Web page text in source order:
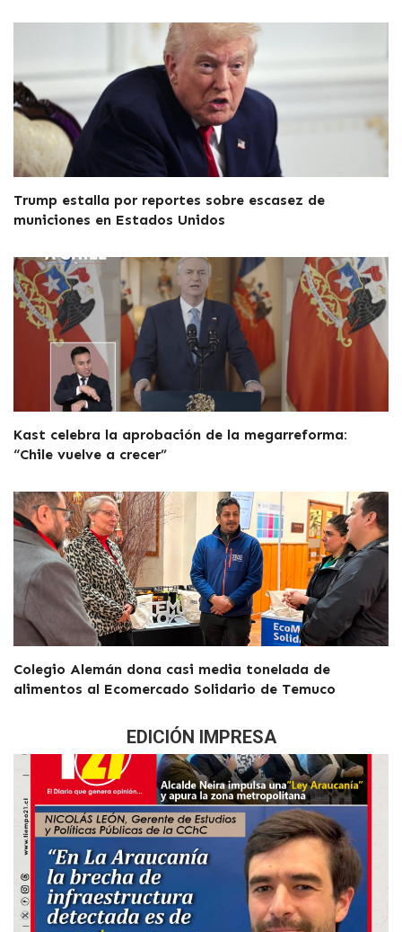
Trump estalla por reportes sobre escasez de
municiones en Estados Unidos
Kast celebra la aprobación de la megarreforma:
“Chile vuelve a crecer”
Colegio Alemán dona casi media tonelada de
alimentos al Ecomercado Solidario de Temuco
EDICIÓN IMPRESA